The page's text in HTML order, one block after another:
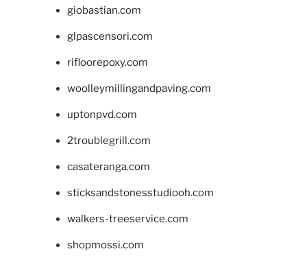
giobastian.com
glpascensori.com
rifloorepoxy.com
woolleymillingandpaving.com
uptonpvd.com
2troublegrill.com
casateranga.com
sticksandstonesstudiooh.com
walkers-treeservice.com
shopmossi.com